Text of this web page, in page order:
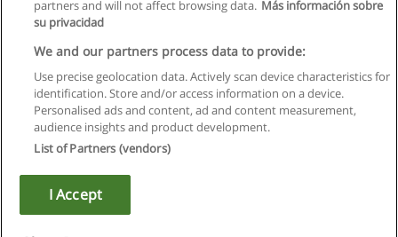
Regras de uso
Privacidade de dados
Entrar em contato com Educaedu
Copyright © Educaedu Business S.L. - CIF : B-95610580: -
partners and will not affect browsing data. Más información sobre
su privacidad
We and our partners process data to provide:
Use precise geolocation data. Actively scan device characteristics for
identification. Store and/or access information on a device.
Personalised ads and content, ad and content measurement,
audience insights and product development.
List of Partners (vendors)
I Accept